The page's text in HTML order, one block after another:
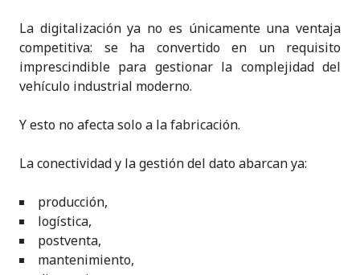
La digitalización ya no es únicamente una ventaja
competitiva: se ha convertido en un requisito
imprescindible para gestionar la complejidad del
vehículo industrial moderno.
Y esto no afecta solo a la fabricación.
La conectividad y la gestión del dato abarcan ya:
producción,
logística,
postventa,
mantenimiento,